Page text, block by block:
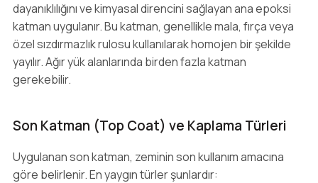
dayanıklılığını ve kimyasal direncini sağlayan ana epoksi
katman uygulanır. Bu katman, genellikle mala, fırça veya
özel sızdırmazlık rulosu kullanılarak homojen bir şekilde
yayılır. Ağır yük alanlarında birden fazla katman
gerekebilir.
Son Katman (Top Coat) ve Kaplama Türleri
Uygulanan son katman, zeminin son kullanım amacına
göre belirlenir. En yaygın türler şunlardır: